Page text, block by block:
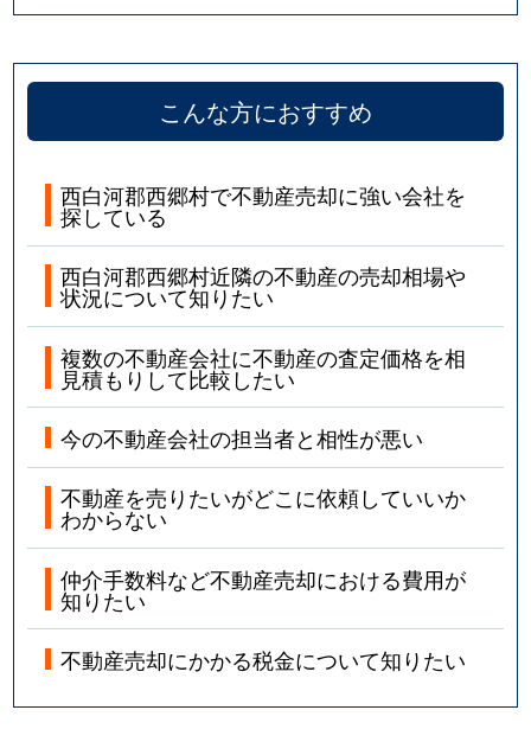
こんな方におすすめ
西白河郡西郷村で不動産売却に強い会社を
探している
西白河郡西郷村近隣の不動産の売却相場や
状況について知りたい
複数の不動産会社に不動産の査定価格を相
見積もりして比較したい
今の不動産会社の担当者と相性が悪い
不動産を売りたいがどこに依頼していいか
わからない
仲介手数料など不動産売却における費用が
知りたい
不動産売却にかかる税金について知りたい